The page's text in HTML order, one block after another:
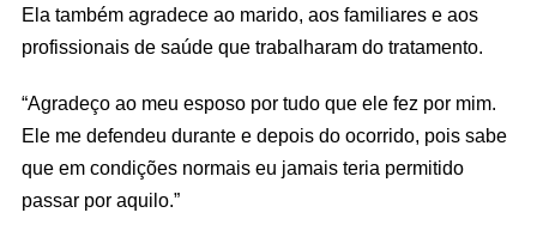
Ela também agradece ao marido, aos familiares e aos
profissionais de saúde que trabalharam do tratamento.
“Agradeço ao meu esposo por tudo que ele fez por mim.
Ele me defendeu durante e depois do ocorrido, pois sabe
que em condições normais eu jamais teria permitido
passar por aquilo.”